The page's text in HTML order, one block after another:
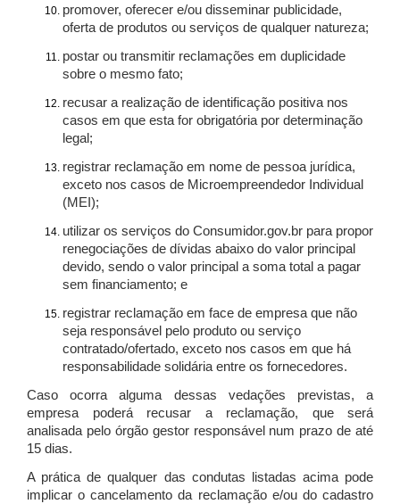
promover, oferecer e/ou disseminar publicidade,
oferta de produtos ou serviços de qualquer natureza;
postar ou transmitir reclamações em duplicidade
sobre o mesmo fato;
recusar a realização de identificação positiva nos
casos em que esta for obrigatória por determinação
legal;
registrar reclamação em nome de pessoa jurídica,
exceto nos casos de Microempreendedor Individual
(MEI);
utilizar os serviços do Consumidor.gov.br para propor
renegociações de dívidas abaixo do valor principal
devido, sendo o valor principal a soma total a pagar
sem financiamento; e
registrar reclamação em face de empresa que não
seja responsável pelo produto ou serviço
contratado/ofertado, exceto nos casos em que há
responsabilidade solidária entre os fornecedores.
Caso ocorra alguma dessas vedações previstas, a
empresa poderá recusar a reclamação, que será
analisada pelo órgão gestor responsável num prazo de até
15 dias.
A prática de qualquer das condutas listadas acima pode
implicar o cancelamento da reclamação e/ou do cadastro